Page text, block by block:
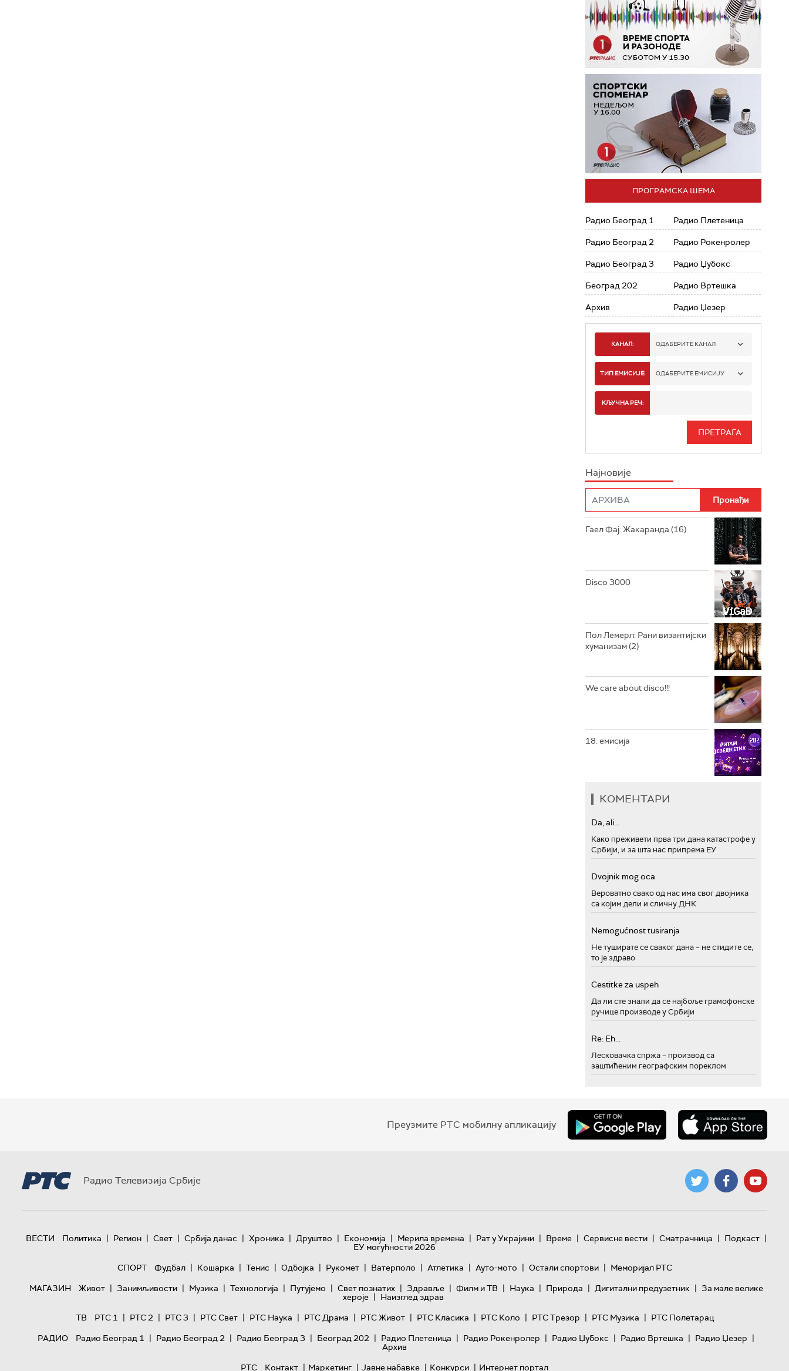
ПРОГРАМСКА ШЕМА
Радио Београд 1
Радио Београд 2
Радио Београд 3
Београд 202
Архив
Радио Плетеница
Радио Рокенролер
Радио Џубокс
Радио Вртешка
Радио Џезер
КАНАЛ: ОДАБЕРИТЕ КАНАЛ
РАДИО БЕОГРАД 1
РАДИО БЕОГРАД 3
РАДИО РОКЕНРОЛЕР
РАДИО ЏУБОКС
РАДИО ВРТЕШКА
РАДИО ЏЕЗЕР
ТИП ЕМИСИЈЕ: ОДАБЕРИТЕ ЕМИСИЈУ
ИНФО
КЉУЧНА РЕЧ:
Најновије
Гаел Фај: Жакаранда (16)
Disco 3000
Пол Лемерл: Рани византијски
хуманизам (2)
We care about disco!!!
18. емисија
КОМЕНТАРИ
Da, ali...
Како преживети прва три дана катастрофе у
Србији, и за шта нас припрема ЕУ
Dvojnik mog oca
Вероватно свако од нас има свог двојника
са којим дели и сличну ДНК
Nemogućnost tusiranja
Не туширате се сваког дана – не стидите се,
то је здраво
Cestitke za uspeh
Да ли сте знали да се најбоље грамофонске
ручице производе у Србији
Re: Eh...
Лесковачка спржа – производ са
заштићеним географским пореклом
Преузмите РТС мобилну апликацију
Радио Телевизија Србије
ВЕСТИ Политика | Регион | Свет | Србија данас | Хроника | Друштво | Економија | Мерила времена | Рат у Украјини | Време | Сервисне вести | Сматрачница | Подкаст |
ЕУ могућности 2026
СПОРТ
Фудбал | Кошарка | Тенис | Одбојка | Рукомет | Ватерполо | Атлетика | Ауто-мото | Остали спортови | Меморијал РТС
МАГАЗИН
Живот | Занимљивости | Музика | Технологијa | Путујемо | Свет познатих | Здравље | Филм и ТВ | Наука | Природа | Дигитални предузетник | За мале велике
хероје | Наизглед здрав
ТВ
РТС 1 | РТС 2 | РТС 3 | РТС Свет | РТС Наука | РТС Драма | РТС Живот | РТС Класика | РТС Коло | РТС Трезор | РТС Музика | РТС Полетарац
РАДИО
Радио Београд 1 | Радио Београд 2 | Радио Београд 3 | Београд 202 | Радио Плетеница | Радио Рокенролер | Радио Џубокс | Радио Вртешка | Радио Џезер |
Архив
РТС
Контакт | Маркетинг | Јавне набавке | Конкурси | Интернет портал